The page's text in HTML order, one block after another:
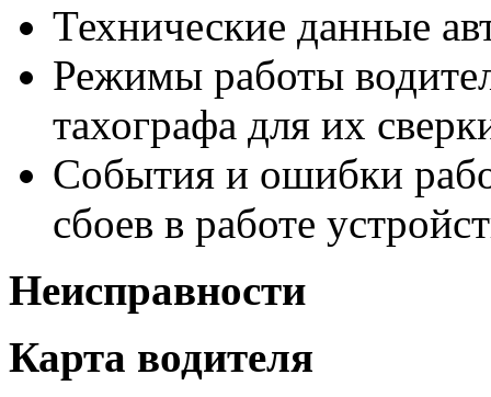
Технические данные
Режимы работы
тахографа для их
События и ошибки
сбоев в работе
Неисправности
Карта водителя